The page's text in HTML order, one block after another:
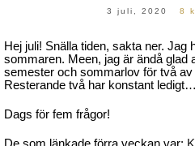
3 juli, 2020 8
Hej juli! Snälla tiden, sakta ner. Jag
sommaren. Meen, jag är ändå glad
semester och sommarlov för två
Resterande två har konstant
Dags för fem frågor!